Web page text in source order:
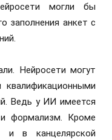
могли бы
заполнения анкет с
Нейросети могут
Ведь у ИИ имеется
формализм. Кроме
и в канцелярской